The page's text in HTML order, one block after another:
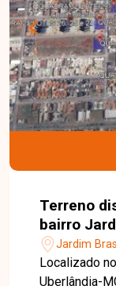
uma
terreno no
visita e
imóvel.
Terreno
bairro
MGJardim
Localizado
Uberlândia-